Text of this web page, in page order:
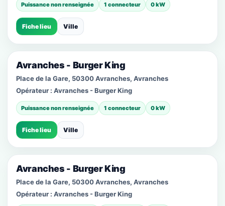
Puissance non renseignée 1 connecteur 0 kW
Fiche lieu Ville
Avranches - Burger King
Place de la Gare, 50300 Avranches, Avranches
Opérateur : Avranches - Burger King
Puissance non renseignée 1 connecteur 0 kW
Fiche lieu Ville
Avranches - Burger King
Place de la Gare, 50300 Avranches, Avranches
Opérateur : Avranches - Burger King